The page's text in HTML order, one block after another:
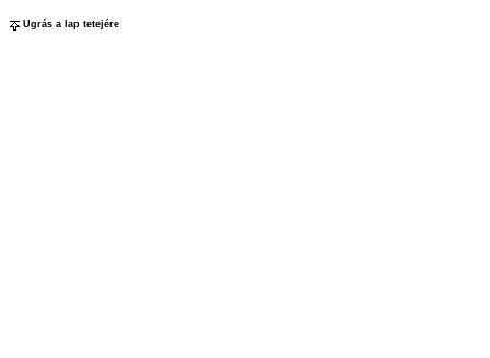
Ugrás a lap tetejére